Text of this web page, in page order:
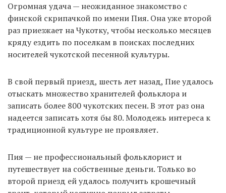
Огромная удача — неожиданное знакомство с
финской скрипачкой по имени Пия. Она уже второй
раз приезжает на Чукотку, чтобы несколько месяцев
кряду ездить по поселкам в поисках последних
носителей чукотской песенной культуры.
В свой первый приезд, шесть лет назад, Пие удалось
отыскать множество хранителей фольклора и
записать более 800 чукотских песен. В этот раз она
надеется записать хотя бы 80. Молодежь интереса к
традиционной культуре не проявляет.
Пия — не профессиональный фольклорист и
путешествует на собственные деньги. Только во
второй приезд ей удалось получить крошечный